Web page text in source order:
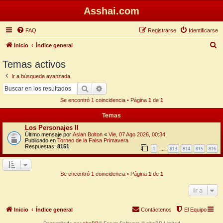
Asshai.com
FAQ Identificarse
Registrarse
Inicio Índice general
Temas activos
Ir a búsqueda avanzada
Buscar
Se encontró 1 coincidencia • Página 1de 1
Temas
Los Personajes II
Último mensaje por Aslan Bolton « Vie, 07 Ago 2026, 00:34
Publicado en Torneo de la Falsa Primavera
Respuestas: 8151 1 813 814 815 816
Se encontró 1 coincidencia • Página 1de 1
Ir a
Inicio Índice general El Equipo
Contáctenos